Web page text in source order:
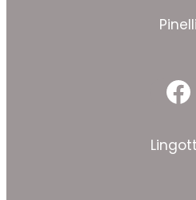
Pinelli